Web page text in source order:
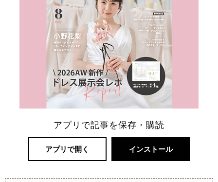
アプリで記事を保存・購読
アプリで開く インストール